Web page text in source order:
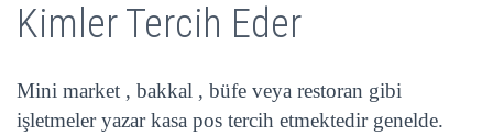
Kimler Tercih Eder
Mini market , bakkal , büfe veya restoran gibi
işletmeler yazar kasa pos tercih etmektedir genelde.